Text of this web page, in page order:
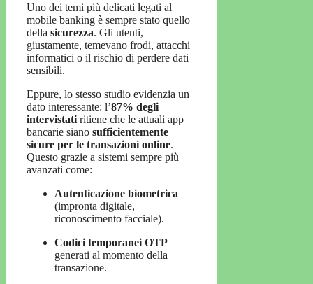
Uno dei temi più delicati legati al
mobile banking è sempre stato quello
della sicurezza. Gli utenti,
giustamente, temevano frodi, attacchi
informatici o il rischio di perdere dati
sensibili.
Eppure, lo stesso studio evidenzia un
dato interessante: l’87% degli
intervistati ritiene che le attuali app
bancarie siano sufficientemente
sicure per le transazioni online.
Questo grazie a sistemi sempre più
avanzati come:
Autenticazione biometrica
(impronta digitale,
riconoscimento facciale).
Codici temporanei OTP
generati al momento della
transazione.